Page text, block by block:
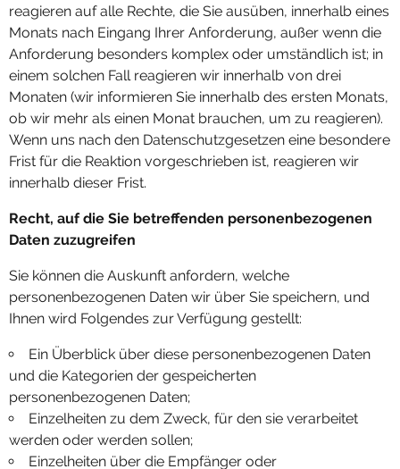
reagieren auf alle Rechte, die Sie ausüben, innerhalb eines
Monats nach Eingang Ihrer Anforderung, außer wenn die
Anforderung besonders komplex oder umständlich ist; in
einem solchen Fall reagieren wir innerhalb von drei
Monaten (wir informieren Sie innerhalb des ersten Monats,
ob wir mehr als einen Monat brauchen, um zu reagieren).
Wenn uns nach den Datenschutzgesetzen eine besondere
Frist für die Reaktion vorgeschrieben ist, reagieren wir
innerhalb dieser Frist.
Recht, auf die Sie betreffenden personenbezogenen
Daten zuzugreifen
Sie können die Auskunft anfordern, welche
personenbezogenen Daten wir über Sie speichern, und
Ihnen wird Folgendes zur Verfügung gestellt:
Ein Überblick über diese personenbezogenen Daten
und die Kategorien der gespeicherten
personenbezogenen Daten;
Einzelheiten zu dem Zweck, für den sie verarbeitet
werden oder werden sollen;
Einzelheiten über die Empfänger oder